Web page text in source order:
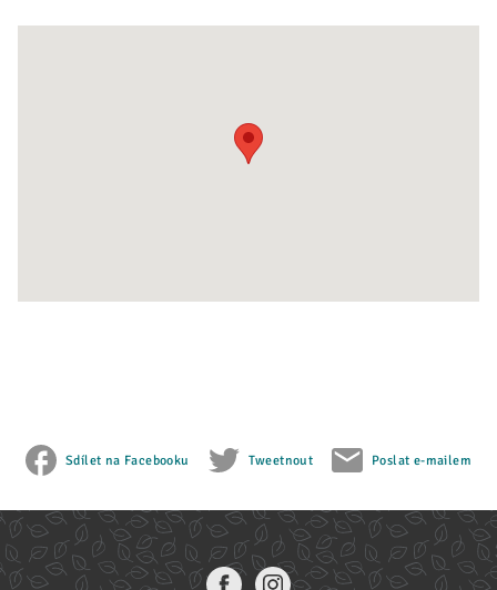
Sdílet na Facebooku Tweetnout Poslat e-mailem